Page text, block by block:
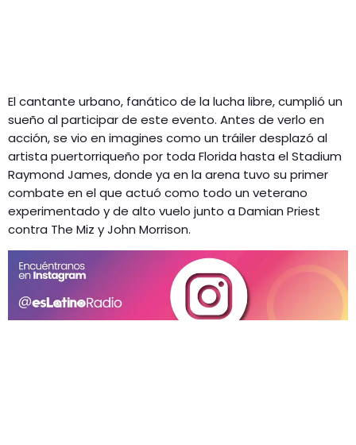
El cantante urbano, fanático de la lucha libre, cumplió un
sueño al participar de este evento. Antes de verlo en
acción, se vio en imagines como un tráiler desplazó al
artista puertorriqueño por toda Florida hasta el Stadium
Raymond James, donde ya en la arena tuvo su primer
combate en el que actuó como todo un veterano
experimentado y de alto vuelo junto a Damian Priest
contra The Miz y John Morrison.